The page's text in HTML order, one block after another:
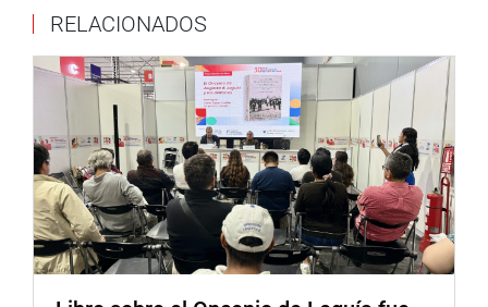
“Caso contrario quienes suscriben la presente, no
tendrán otro camino que ejercer el control político en
resguardo del interés nacional, el sentir ciudadano, la
integridad de la función pública y el respeto a la
Constitución Política del Perú”, sostiene Yarrow
Lumbreras.
También se recuerda que la Contraloría General de la
República, sobre estas reuniones en el domicilio de
Breña, identificó “situaciones adversas que podrían
RELACIONADOS